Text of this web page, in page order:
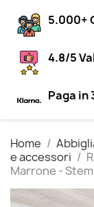
5.000+
4.8/5
Paga in
Home
e accessori
Marrone -